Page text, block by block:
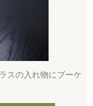
スの入れ物にブーケ